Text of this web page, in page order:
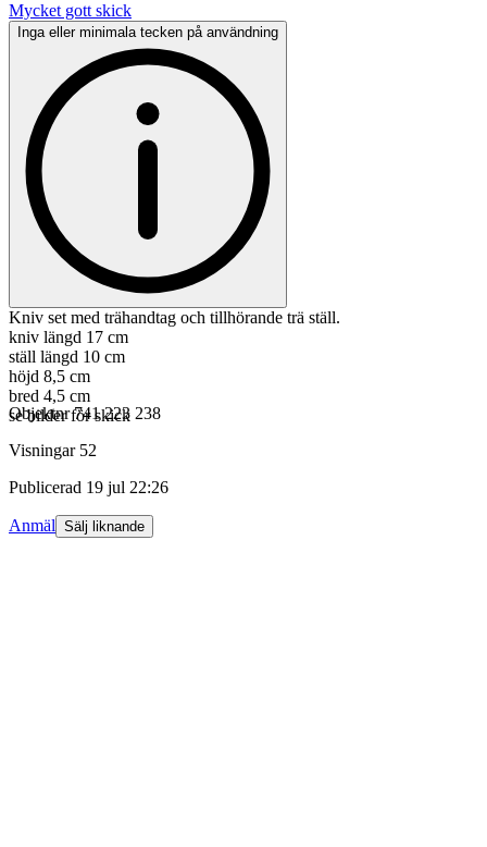
Mycket gott skick
Inga eller minimala tecken på användning
Kniv set med trähandtag och tillhörande trä ställ.
kniv längd 17 cm
ställ längd 10 cm
höjd 8,5 cm
bred 4,5 cm
se bilder för skick
Objektnr 741 223 238
Visningar 52
Publicerad 19 jul 22:26
Anmäl Sälj liknande